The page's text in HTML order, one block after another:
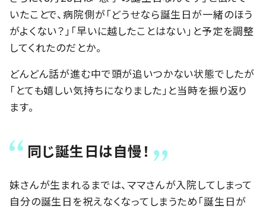
いたことで、病院側が「どうせなら誕生日が一緒のほう
がよくない？」「早いに越したことはない」と予定を調整
してくれたのだとか。
どんどん話が進む中で頭が追いつかない状態でしたが
「とても嬉しい気持ちになりました」と当時を振り返り
ます。
同じ誕生日は自慢！
妹さんが生まれるまでは、ママさんが入院してしまって
自分の誕生日を祝えなくなってしまうため「誕生日が